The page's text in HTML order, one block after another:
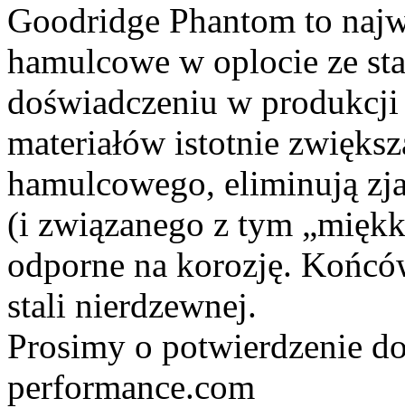
Goodridge Phantom to
hamulcowe w oplocie ze
doświadczeniu w
materiałów istotnie
hamulcowego, eliminują
(i związanego z tym
odporne na korozję.
stali nierdzewnej.
Prosimy o potwierdzenie
performance.com